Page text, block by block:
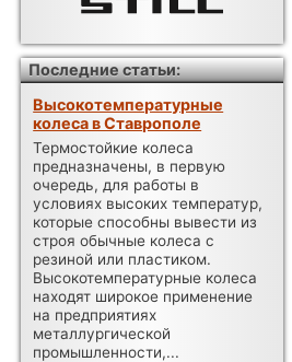
Последние статьи:
Высокотемпературные
колеса в Ставрополе
Термостойкие колеса
предназначены, в первую
очередь, для работы в
условиях высоких температур,
которые способны вывести из
строя обычные колеса с
резиной или пластиком.
Высокотемпературные колеса
находят широкое применение
на предприятиях
металлургической
промышленности,...